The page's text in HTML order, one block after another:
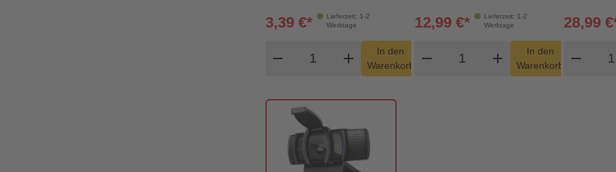
Lieferzeit: 1-2
Werktage
3,39 €*
remove
Produkt Warenkorb Menge
add
In den
Warenkorb
shopping_cart
Lieferzeit: 1-2
Werktage
12,99 €*
remove
Produkt Warenkorb Menge
add
In den
Warenkorb
shopping_cart
28,99
remove